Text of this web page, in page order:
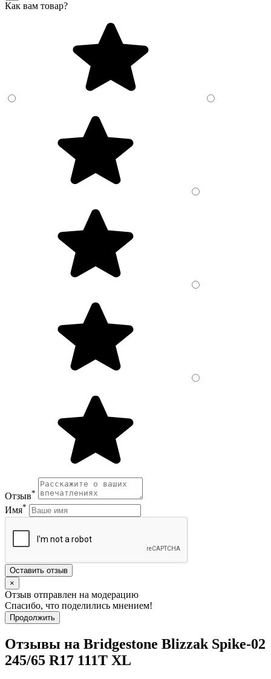
Как вам товар?
Отзыв*
Имя*
Оставить отзыв
×
Отзыв отправлен на модерацию
Спасибо, что поделились мнением!
Продолжить
Отзывы на Bridgestone Blizzak Spike-02
245/65 R17 111T XL